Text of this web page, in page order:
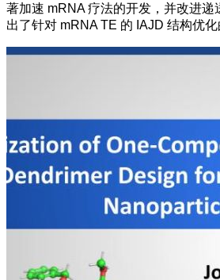
著加速 mRNA 疗法的开发，并改进递
出了针对 mRNA TE 的 IAJD 结构优化